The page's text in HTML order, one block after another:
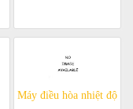
Máy điều hòa nhiệt độ